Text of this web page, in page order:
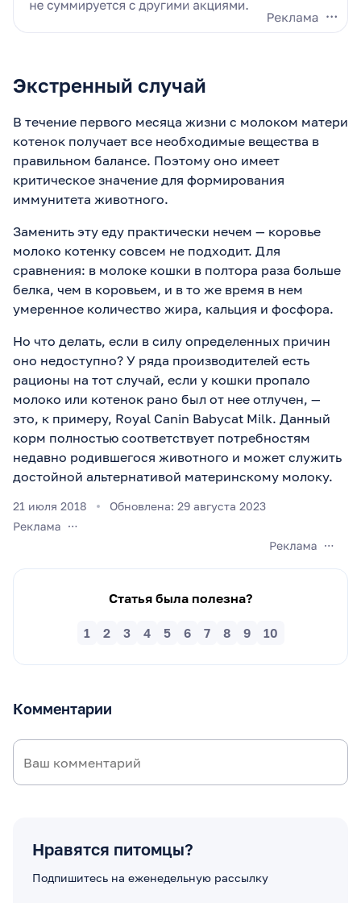
Экстренный случай
В течение первого месяца жизни с молоком матери
котенок получает все необходимые вещества в
правильном балансе. Поэтому оно имеет
критическое значение для формирования
иммунитета животного.
Заменить эту еду практически нечем — коровье
молоко котенку совсем не подходит. Для
сравнения: в молоке кошки в полтора раза больше
белка, чем в коровьем, и в то же время в нем
умеренное количество жира, кальция и фосфора.
Но что делать, если в силу определенных причин
оно недоступно? У ряда производителей есть
рационы на тот случай, если у кошки пропало
молоко или котенок рано был от нее отлучен, —
это, к примеру, Royal Canin Babycat Milk. Данный
корм полностью соответствует потребностям
недавно родившегося животного и может служить
достойной альтернативой материнскому молоку.
21 июля 2018 Обновлена: 29 августа 2023
Статья была полезна?
10
9
8
7
6
5
4
3
2
1
Комментарии
Нравятся питомцы?
Подпишитесь на еженедельную рассылку